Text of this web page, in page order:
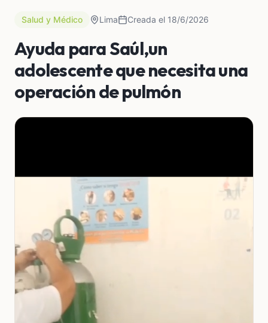
Salud y Médico Lima Creada el 18/6/2026
Ayuda para Saúl,un
adolescente que necesita una
operación de pulmón